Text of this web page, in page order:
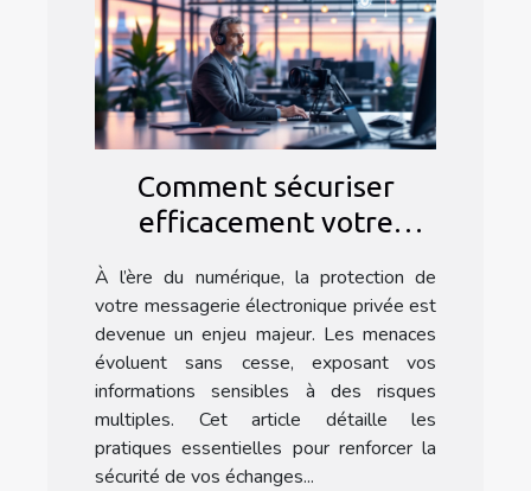
Comment sécuriser
efficacement votre
messagerie électronique
privée ?
À l’ère du numérique, la protection de
votre messagerie électronique privée est
devenue un enjeu majeur. Les menaces
évoluent sans cesse, exposant vos
informations sensibles à des risques
multiples. Cet article détaille les
pratiques essentielles pour renforcer la
sécurité de vos échanges...